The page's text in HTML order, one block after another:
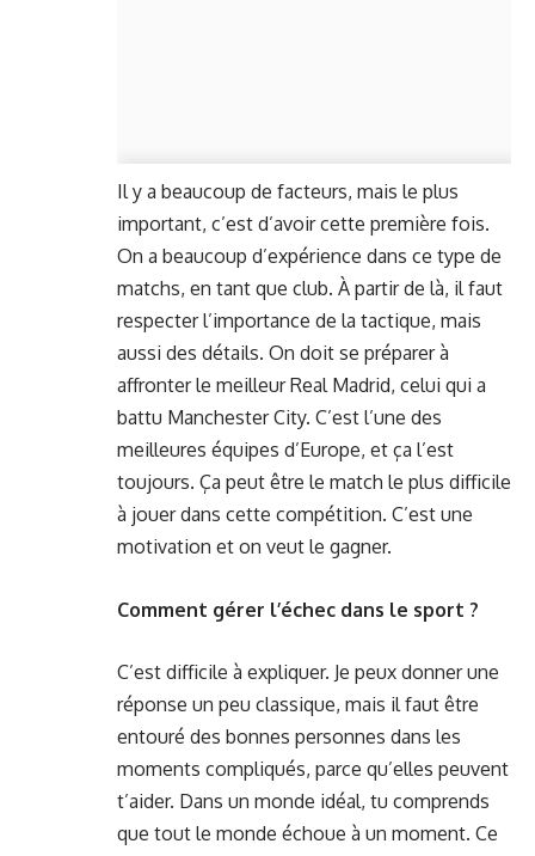
Il y a beaucoup de facteurs, mais le plus
important, c’est d’avoir cette première fois.
On a beaucoup d’expérience dans ce type de
matchs, en tant que club. À partir de là, il faut
respecter l’importance de la tactique, mais
aussi des détails. On doit se préparer à
affronter le meilleur Real Madrid, celui qui a
battu Manchester City. C’est l’une des
meilleures équipes d’Europe, et ça l’est
toujours. Ça peut être le match le plus difficile
à jouer dans cette compétition. C’est une
motivation et on veut le gagner.
Comment gérer l’échec dans le sport ?
C’est difficile à expliquer. Je peux donner une
réponse un peu classique, mais il faut être
entouré des bonnes personnes dans les
moments compliqués, parce qu’elles peuvent
t’aider. Dans un monde idéal, tu comprends
que tout le monde échoue à un moment. Ce